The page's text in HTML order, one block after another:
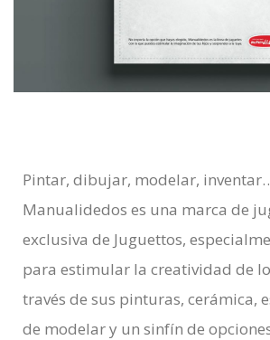
Pintar, dibujar, modelar,
Manualidedos es una marca de
exclusiva de Juguettos,
para estimular la creatividad de
través de sus pinturas, cerámica,
de modelar y un sinfín de